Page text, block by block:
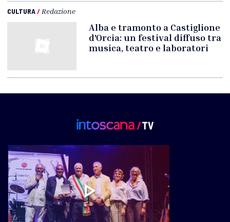
CULTURA/ Redazione
Alba e tramonto a Castiglione
d'Orcia: un festival diffuso tra
musica, teatro e laboratori